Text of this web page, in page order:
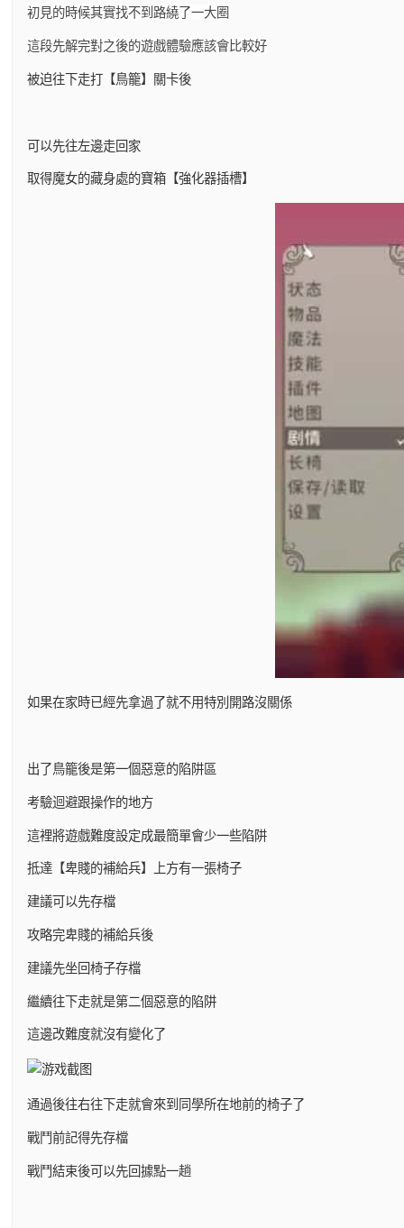
初見的時候其實找不到路繞了一大圈
這段先解完對之後的遊戲體驗應該會比較好
被迫往下走打【鳥籠】關卡後
可以先往左邊走回家
取得魔女的藏身處的寶箱【強化器插槽】
如果在家時已經先拿過了就不用特別開路沒關係
出了鳥籠後是第一個惡意的陷阱區
考驗迴避跟操作的地方
這裡將遊戲難度設定成最簡單會少一些陷阱
抵達【卑賤的補給兵】上方有一張椅子
建議可以先存檔
攻略完卑賤的補給兵後
建議先坐回椅子存檔
繼續往下走就是第二個惡意的陷阱
這邊改難度就沒有變化了
通過後往右往下走就會來到同學所在地前的椅子了
戰鬥前記得先存檔
戰鬥結束後可以先回據點一趟